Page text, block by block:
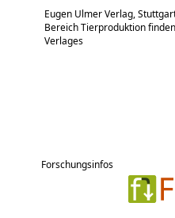
Eugen Ulmer Verlag,
Bereich Tierproduktion
Verlages
Forschungsinfos